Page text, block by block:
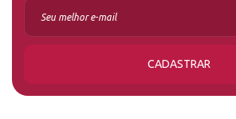
CADASTRAR